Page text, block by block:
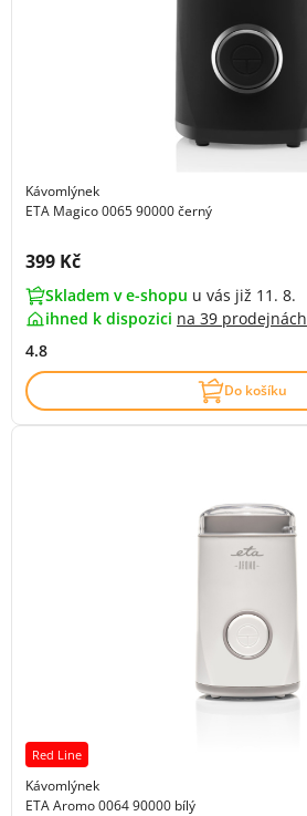
Kávomlýnek
ETA Magico 0065 90000 černý
Cena s DPH:
399 Kč
Skladem v e-shopu u vás již 11. 8.
ihned k dispozici na 39 prodejnách
4.8
Do košíku
Red Line
Kávomlýnek
ETA Aromo 0064 90000 bílý